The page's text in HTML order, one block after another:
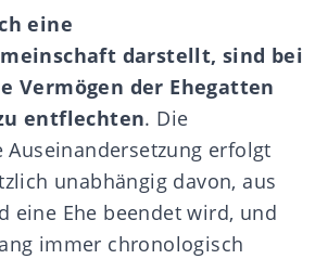
eine
darstellt, sind bei
Vermögen der Ehegatten
entflechten. Die
erfolgt
unabhängig davon, aus
eine Ehe beendet wird, und
immer chronologisch